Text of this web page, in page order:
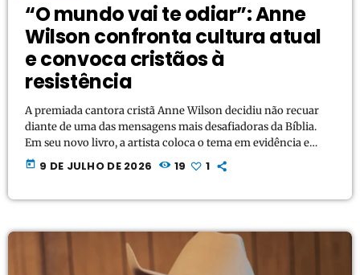
“O mundo vai te odiar”: Anne
Wilson confronta cultura atual
e convoca cristãos à
resistência
A premiada cantora cristã Anne Wilson decidiu não recuar
diante de uma das mensagens mais desafiadoras da Bíblia.
Em seu novo livro, a artista coloca o tema em evidência e
argumenta abertamente que os cristãos devem estar
preparados para enfrentar oposição se escolherem seguir a
today 9 DE JULHO DE 2026 19 1